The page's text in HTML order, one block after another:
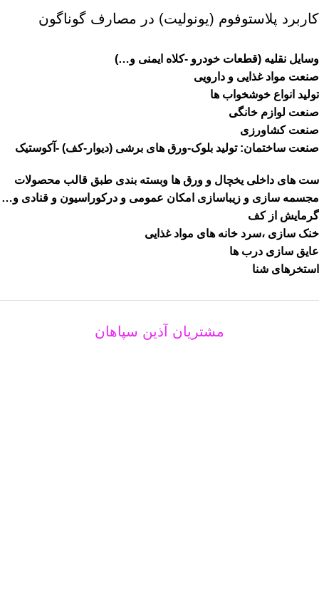
کاربرد پلاستوفوم (یونولیت) در مصارف گوناگون
وسایل نقلیه (قطعات خودرو -کلاه ایمنی و…)
صنعت مواد غذایی و دارویی
تولید انواع خوشخواب ها
صنعت لوازم خانگی
صنعت کشاورزی
صنعت ساختمان: تولید بلوک-ورق های برشی (دیوار-کف) -آکوستیک
ست های داخلی یخچال و ورق ها وبسته بندی طبق قالب محصولات
مجسمه سازی و زیباسازی امکان عمومی و درکوراسیون و قنادی و…
گرمایش از کف
خنک سازی ،سرد خانه های مواد غذایی
عایق سازی درب ها
استخرهای شنا
مشتریان آذین سپاهان